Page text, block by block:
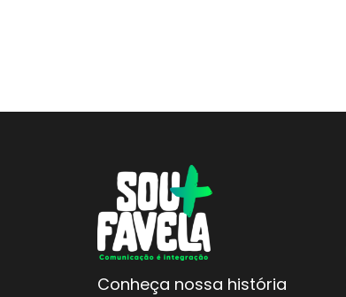
Conheça nossa história